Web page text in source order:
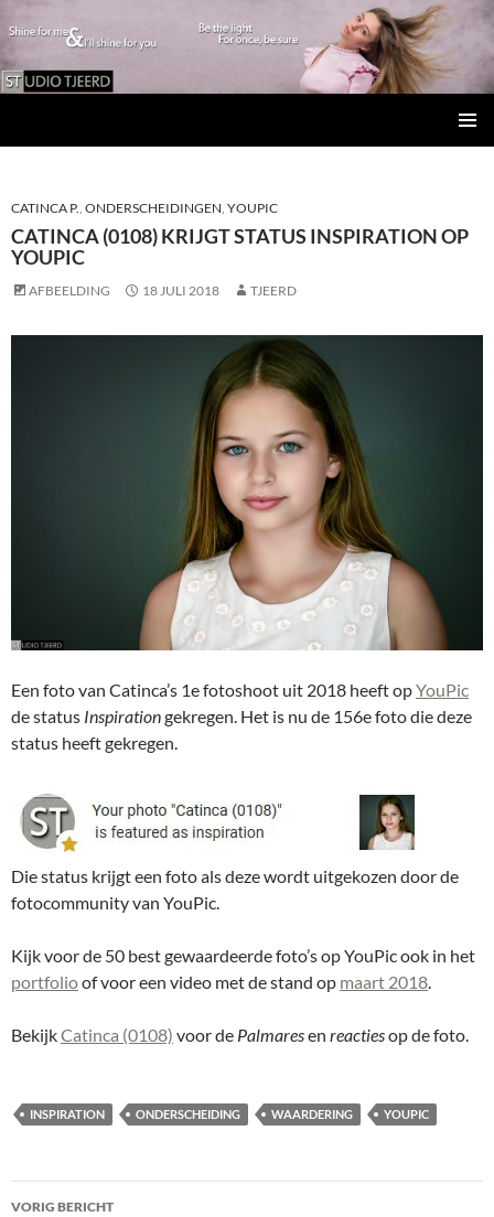
INHOUD
CATINCA P., ONDERSCHEIDINGEN, YOUPIC
CATINCA (0108) KRIJGT STATUS INSPIRATION OP
YOUPIC
AFBEELDING 18 JULI 2018 TJEERD
Een foto van Catinca’s 1e fotoshoot uit 2018 heeft opYouPic
de status Inspirationgekregen. Het is nu de 156e foto die deze
status heeft gekregen.
Die status krijgt een foto als deze wordt uitgekozen door de
fotocommunity van YouPic.
Kijk voor de 50 best gewaardeerde foto’s op YouPic ook in het
portfolioof voor een video met de stand op maart 2018
BekijkCatinca (0108) voor de Palmaresen reactiesop de foto.
INSPIRATION ONDERSCHEIDING WAARDERING YOUPIC
Bericht
VORIG BERICHT